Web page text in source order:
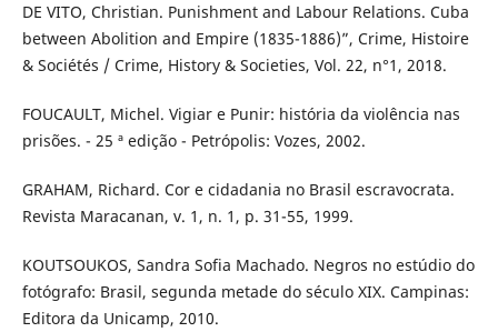
DE VITO, Christian. Punishment and Labour Relations. Cuba
between Abolition and Empire (1835-1886)”, Crime, Histoire
& Sociétés / Crime, History & Societies, Vol. 22, n°1, 2018.
FOUCAULT, Michel. Vigiar e Punir: história da violência nas
prisões. - 25 ª edição - Petrópolis: Vozes, 2002.
GRAHAM, Richard. Cor e cidadania no Brasil escravocrata.
Revista Maracanan, v. 1, n. 1, p. 31-55, 1999.
KOUTSOUKOS, Sandra Sofia Machado. Negros no estúdio do
fotógrafo: Brasil, segunda metade do século XIX. Campinas:
Editora da Unicamp, 2010.